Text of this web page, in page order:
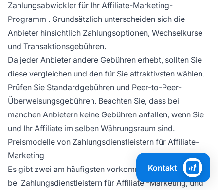
Zahlungsabwickler für Ihr Affiliate-Marketing-
Programm . Grundsätzlich unterscheiden sich die
Anbieter hinsichtlich Zahlungsoptionen, Wechselkurse
und Transaktionsgebühren.
Da jeder Anbieter andere Gebühren erhebt, sollten Sie
diese vergleichen und den für Sie attraktivsten wählen.
Prüfen Sie Standardgebühren und Peer-to-Peer-
Überweisungsgebühren. Beachten Sie, dass bei
manchen Anbietern keine Gebühren anfallen, wenn Sie
und Ihr Affiliate im selben Währungsraum sind.
Preismodelle von Zahlungsdienstleistern für Affiliate-
Marketing
Es gibt zwei am häufigsten vorkommende Preismodelle
bei Zahlungsdienstleistern für Affiliate-Marketing, und
Kontakt